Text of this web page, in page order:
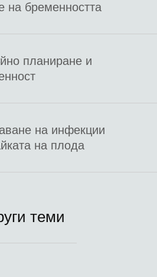
на бременността
планиране и
на инфекции
на плода
теми